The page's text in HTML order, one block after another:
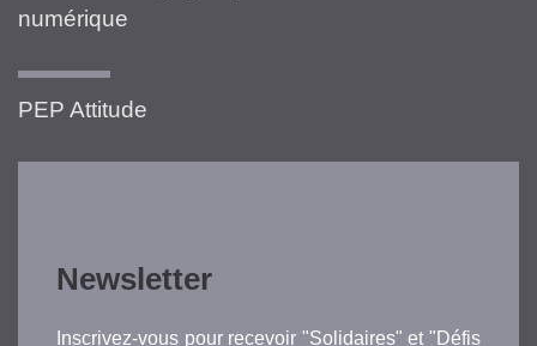
numérique
PEP Attitude
Newsletter
Inscrivez-vous pour recevoir "Solidaires" et "Défis